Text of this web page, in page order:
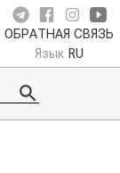
ОБРАТНАЯ СВЯЗЬ
Язык RU